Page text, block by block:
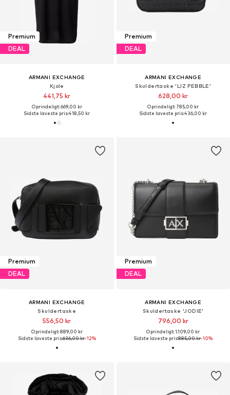
Premium
DEAL
ARMANI EXCHANGE
Kjole
441,75 kr
Oprindeligt: 669,00 kr
Sidste laveste pris:418,50 kr
Premium
DEAL
ARMANI EXCHANGE
Skuldertaske 'LIZ PEBBLE'
628,00 kr
Oprindeligt: 785,00 kr
Sidste laveste pris:436,00 kr
Premium
DEAL
ARMANI EXCHANGE
Skuldertaske
556,50 kr
Oprindeligt: 889,00 kr
Sidste laveste pris:636,00 kr-12%
Premium
DEAL
ARMANI EXCHANGE
Skuldertaske 'JODIE'
796,00 kr
Oprindeligt: 1.109,00 kr
Sidste laveste pris:885,00 kr-10%